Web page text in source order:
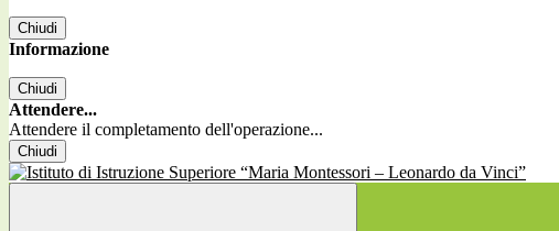
Chiudi
Informazione
Chiudi
Attendere...
Attendere il completamento dell'operazione...
Chiudi